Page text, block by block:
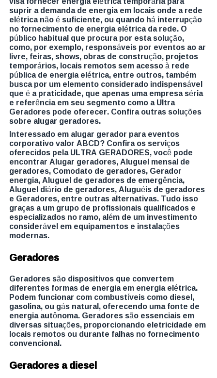
suprir a demanda de energia em locais onde a rede
elétrica não é suficiente, ou quando há interrupção
no fornecimento de energia elétrica da rede. O
público habitual que procura por esta solução,
como, por exemplo, responsáveis por eventos ao ar
livre, feiras, shows, obras de construção, projetos
temporários, locais remotos sem acesso à rede
pública de energia elétrica, entre outros, também
busca por um elemento considerado indispensável
que é a praticidade, que apenas uma empresa séria
e referência em seu segmento como a Ultra
Geradores pode oferecer. Confira outras soluções
sobre alugar geradores.
Interessado em alugar gerador para eventos
corporativo valor ABCD? Confira os serviços
oferecidos pela ULTRA GERADORES, você pode
encontrar Alugar geradores, Aluguel mensal de
geradores, Comodato de geradores, Gerador
energia, Aluguel de geradores de emergência,
Aluguel diário de geradores, Aluguéis de geradores
e Geradores, entre outras alternativas. Tudo isso
graças a um grupo de profissionais qualificados e
especializados no ramo, além de um investimento
considerável em equipamentos e instalações
modernas.
Geradores
Geradores são dispositivos que convertem
diferentes formas de energia em energia elétrica.
Podem funcionar com combustíveis como diesel,
gasolina, ou gás natural, oferecendo uma fonte de
energia autônoma. Geradores são essenciais em
diversas situações, proporcionando eletricidade em
locais remotos ou durante falhas no fornecimento
convencional.
Geradores a diesel